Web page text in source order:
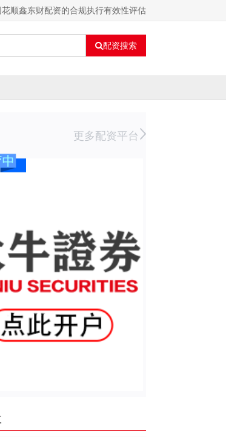
顺鑫东财配资的合规执行有效性评估
配资搜索
更多配资平台